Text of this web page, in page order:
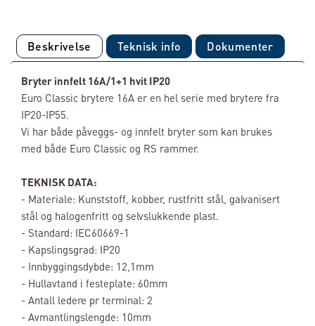
Beskrivelse Teknisk info Dokumenter
Bryter innfelt 16A/1+1 hvit IP20
Euro Classic brytere 16A er en hel serie med brytere fra
IP20-IP55.
Vi har både påveggs- og innfelt bryter som kan brukes
med både Euro Classic og RS rammer.
TEKNISK DATA:
- Materiale: Kunststoff, kobber, rustfritt stål, galvanisert
stål og halogenfritt og selvslukkende plast.
- Standard: IEC60669-1
- Kapslingsgrad: IP20
- Innbyggingsdybde: 12,1mm
- Hullavtand i festeplate: 60mm
- Antall ledere pr terminal: 2
- Avmantlingslengde: 10mm